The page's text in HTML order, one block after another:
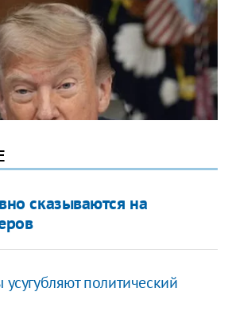
сказываются на
политический